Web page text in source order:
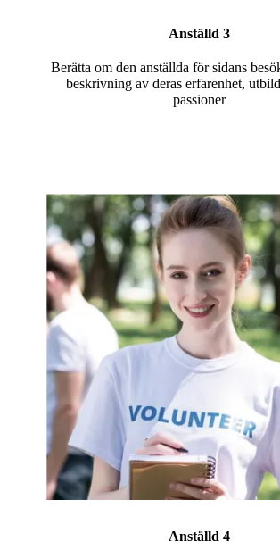
Anställd 3
Berätta om den anställda för sidans
beskrivning av deras erfarenhet,
passioner
Anställd 4